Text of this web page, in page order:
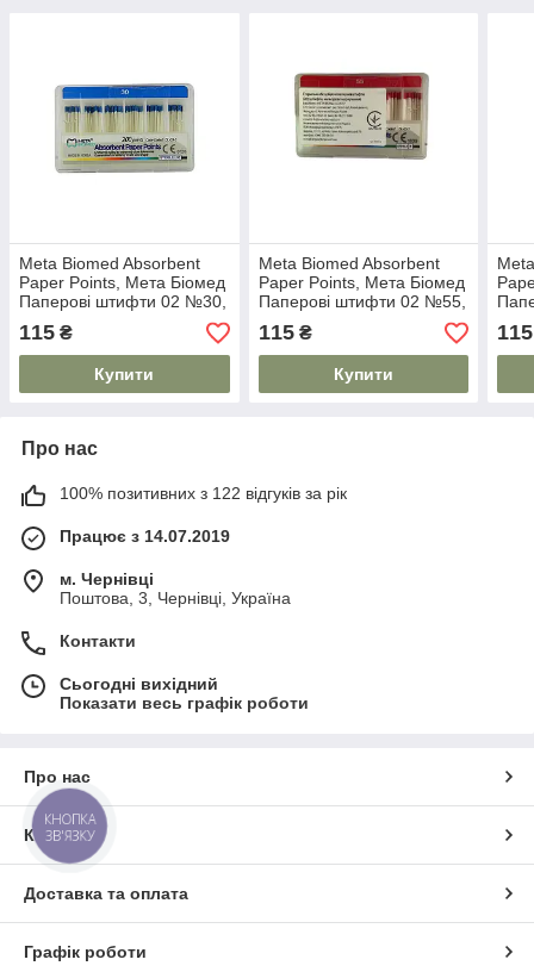
Meta Biomed Absorbent
Paper Points, Мета Біомед
Паперові штифти 02 №30,
115 ₴
Купити
Meta Biomed Absorbent
Paper Points, Мета Біомед
Паперові штифти 02 №55,
115₴
Купити
115
Про нас
100% позитивних з 122 відгуків за рік
Працює з 14.07.2019
м. Чернівці
Поштова, 3, Чернівці, Україна
Контакти
Сьогодні вихідний
Показати весь графік роботи
Про нас
Контакти
Доставка та оплата
Графік роботи
КНОПКА
ЗВ'ЯЗКУ